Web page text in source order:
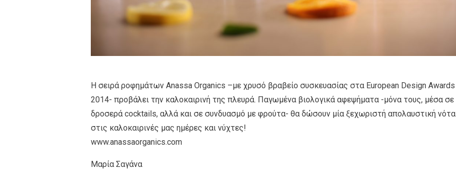
Η σειρά ροφημάτων Anassa Organics –με χρυσό βραβείο συσκευασίας στα European Design Awards
2014- προβάλει την καλοκαιρινή της πλευρά. Παγωμένα βιολογικά αφεψήματα -μόνα τους, μέσα σε
δροσερά cocktails, αλλά και σε συνδυασμό με φρούτα- θα δώσουν μία ξεχωριστή απολαυστική νότα
στις καλοκαιρινές μας ημέρες και νύχτες!
www.anassaorganics.com
Μαρία Σαγάνα